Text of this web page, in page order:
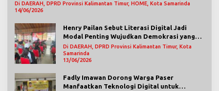
Di DAERAH, DPRD Provinsi Kalimantan Timur, HOME, Kota Samarinda
14/06/2026
Henry Pailan Sebut Literasi Digital Jadi
Modal Penting Wujudkan Demokrasi yang
Lebih Terbuka
Di DAERAH, DPRD Provinsi Kalimantan Timur, Kota
Samarinda
13/06/2026
Fadly Imawan Dorong Warga Paser
Manfaatkan Teknologi Digital untuk